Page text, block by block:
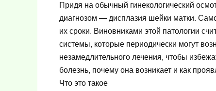
Придя на обычный гинекологический
диагнозом — дисплазия шейки матки.
их сроки. Виновниками этой патологии
системы, которые периодически могут
незамедлительного лечения, чтобы
болезнь, почему она возникает и как
Что это такое